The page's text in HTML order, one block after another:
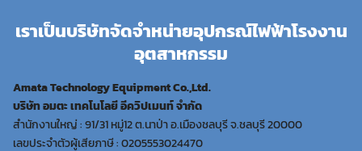
เราเป็นบริษัทจัดจำหน่ายอุปกรณ์ไฟฟ้าโรงงาน
อุตสาหกรรม
Amata Technology Equipment Co.,Ltd.
บริษัท อมตะ เทคโนโลยี อีควิปเมนท์ จำกัด
สำนักงานใหญ่ : 91/31 หมู่12 ต.นาป่า อ.เมืองชลบุรี จ.ชลบุรี 20000
เลขประจำตัวผู้เสียภาษี : 0205553024470